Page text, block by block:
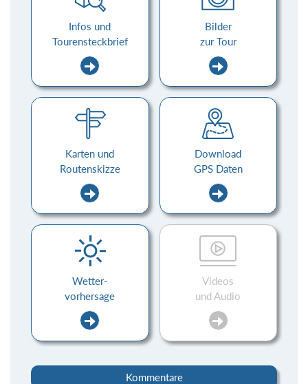
Infos und
Tourensteckbrief
Bilder
zur Tour
Karten und
Routenskizze
Download
GPS Daten
Wetter-
vorhersage
Videos
und Audio
Kommentare